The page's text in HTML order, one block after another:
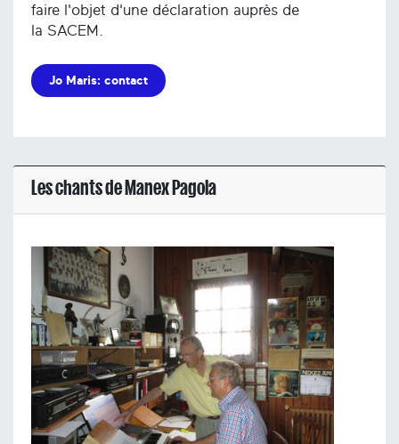
faire l'objet d'une déclaration auprès de
la SACEM.
Jo Maris: contact
Les chants de Manex Pagola